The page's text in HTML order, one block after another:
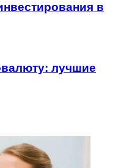
в
лучшие